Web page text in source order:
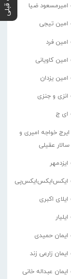
امیرمسعود ضیا
امین تیجی
امین فرد
امین کاویانی
امین یزدان
انزی و جنزی
ای ج
ایرج خواجه امیری و
سالار عقیلی
ایزدمهر
ایکس‌ایکس‌ایکس‌پی
ایلای اکبری
ایلیار
ایمان حمیدی
ایمان زارعی زند
ایمان عبداله خانی